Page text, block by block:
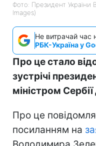
Фото: Президент
Images)
Не витрачай час
РБК-Україна у
Про це стало
зустрічі
міністром
Про це
посиланням на